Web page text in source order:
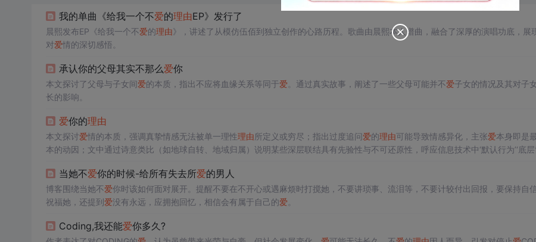
我的单曲《给我一个不爱的理由EP》发行了
晨熙发布EP《给我一个不爱的理由》，讲述了从模仿伍佰到独立创作的心路历程。歌曲由晨熙本人谱曲，融合了深厚的演唱功底，展
对爱情的深切感悟。
承认你的父母其实不那么爱你
本文探讨了父母与子女间爱的本质，指出不应将血缘关系等同于爱 。通过真实故事，阐述了一些父母可能并不爱子女的情况及其对子
长的影响。
爱你的理由
本文探讨爱情的本质，强调真挚情感无法被单一理性理由所定义或穷尽；指出过度追问爱的理由可能导致情感异化，主张爱本身即是
本的动因；文中通过诗意类比（如地球自转、地域归属）说明某些深层联结具有先验性与不可还原性，呼应信息技术中‘默认行为’‘底
当她不爱你的时候-给所有失去所爱的男人
博客围绕当她不爱你时该如何面对展开。提醒不要在不开心或遇麻烦时打搅她，不要讲琐事、流泪等，不要计较付出回报，要保持自信
祝福她，还提到爱没有永远，应拥抱回忆，相信会有属于自己的爱
Coding,我还能爱你多久?